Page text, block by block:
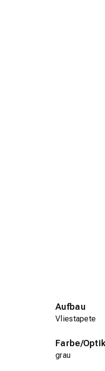
Aufbau
Vliestapete
Farbe/
grau